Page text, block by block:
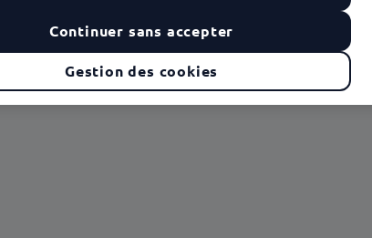
Gestion des cookies
Continuer sans accepter